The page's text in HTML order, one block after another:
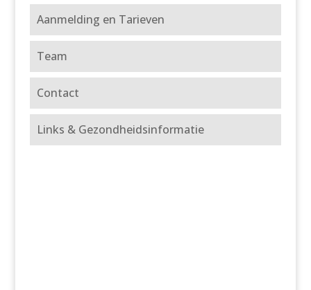
Aanmelding en Tarieven
Team
Contact
Links & Gezondheidsinformatie